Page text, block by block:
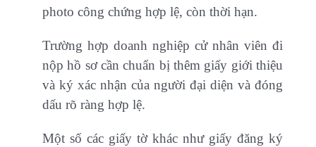
photo công chứng hợp lệ, còn thời hạn.
Trường hợp doanh nghiệp cử nhân viên đi
nộp hồ sơ cần chuẩn bị thêm giấy giới thiệu
và ký xác nhận của người đại diện và đóng
dấu rõ ràng hợp lệ.
Một số các giấy tờ khác như giấy đăng ký